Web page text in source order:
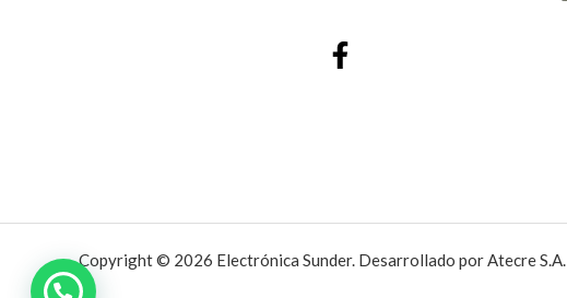
Copyright © 2026 Electrónica Sunder. Desarrollado por Atecre S.A.